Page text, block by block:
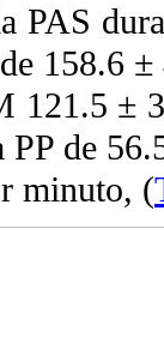
PAS
158.6
121.5 ±
PP de
minuto, (